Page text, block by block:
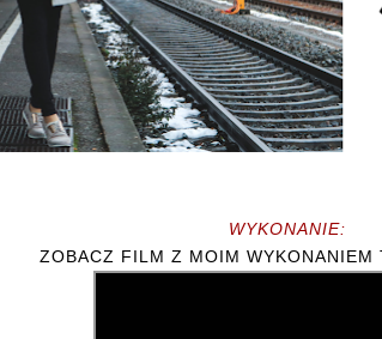
WYKONANIE:
ZOBACZ FILM Z MOIM WYKONANIEM